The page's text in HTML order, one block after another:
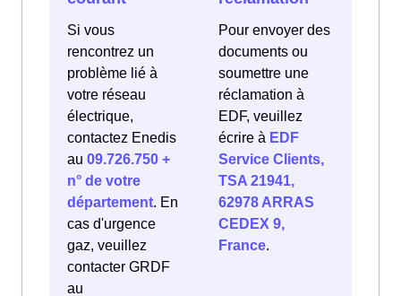
Si vous
rencontrez un
problème lié à
votre réseau
électrique,
contactez Enedis
au 09.726.750 +
n° de votre
département. En
cas d'urgence
gaz, veuillez
contacter GRDF
au
Pour envoyer des
documents ou
soumettre une
réclamation à
EDF, veuillez
écrire à EDF
Service Clients,
TSA 21941,
62978 ARRAS
CEDEX 9,
France.